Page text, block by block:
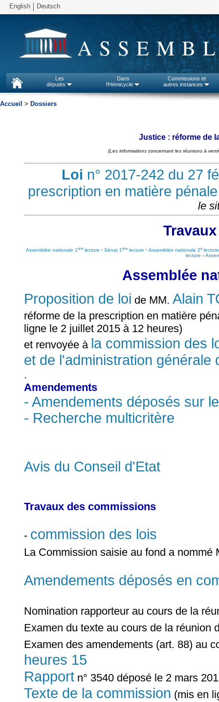
English Deutsch
Les
députés
Dans
l'Hémicycle
Commissions et
autres instances
Accueil > Dossiers
Justice : réforme de
(Les informations concernant les réunions à
Loi n° 2017-242 du 27
prescription en matière pénale
le
Assemblée nationale 1 ère lecture - Sénat 1 ère lecture - Assemblée nationale 2e lecture
lecture -
Assemblée
Proposition de loi de MM. Alain
réforme de la prescription en matière
ligne le 2 juillet 2015 à 12 heures)
et renvoyée à la commission des
et de l'administration générale
.
Amendements
- Amendements déposés sur
- Recherche multicritère
Avis du Conseil d'Etat
Travaux des commissions
- commission des lois
La Commission saisie au fond a nommé
Amendements déposés en
Nomination rapporteur au cours de la
Examen du texte au cours de la réunion
Examen des amendements (art. 88) au
heures 15
Rapport n° 3540 déposé le 2 mars
Texte de la commission (mis en